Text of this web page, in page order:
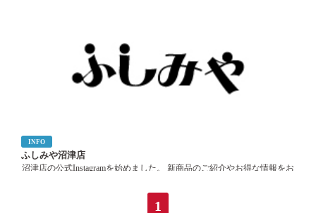
INFO
ふしみや沼津店
沼津店の公式Instagramを始めました。 新商品のご紹介やお得な情報をお
https://www.instagram.com/fushimiyanumazu/
1